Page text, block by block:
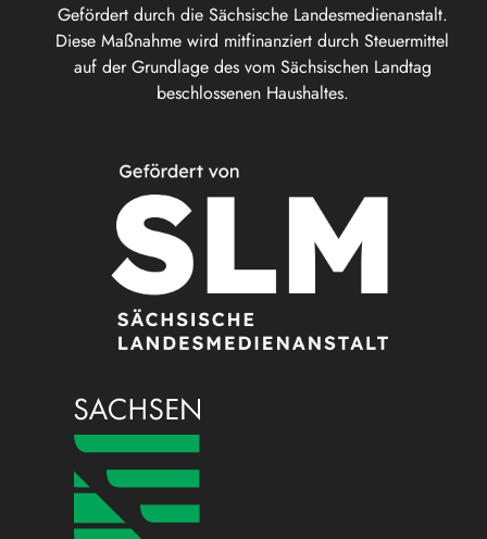
Gefördert durch die Sächsische Landesmedienanstalt.
Diese Maßnahme wird mitfinanziert durch Steuermittel
auf der Grundlage des vom Sächsischen Landtag
beschlossenen Haushaltes.